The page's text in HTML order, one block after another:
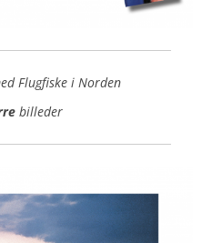
Flugfiske i Norden
billeder